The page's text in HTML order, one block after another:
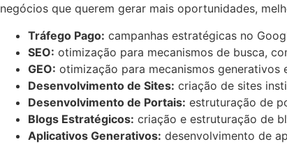
negócios que querem gerar mais oportunidades,
Tráfego Pago: campanhas estratégicas no
SEO: otimização para mecanismos de busca,
GEO: otimização para mecanismos generativos
Desenvolvimento de Sites: criação de sites
Desenvolvimento de Portais: estruturação de
Blogs Estratégicos: criação e estruturação de
Aplicativos Generativos: desenvolvimento de